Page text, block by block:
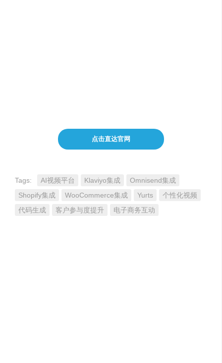
点击直达官网
Tags: AI视频平台 Klaviyo集成
Omnisend集成
Shopify集成
WooCommerce集成 Yurts
个性化视频
代码生成
客户参与度提升 电子商务互动